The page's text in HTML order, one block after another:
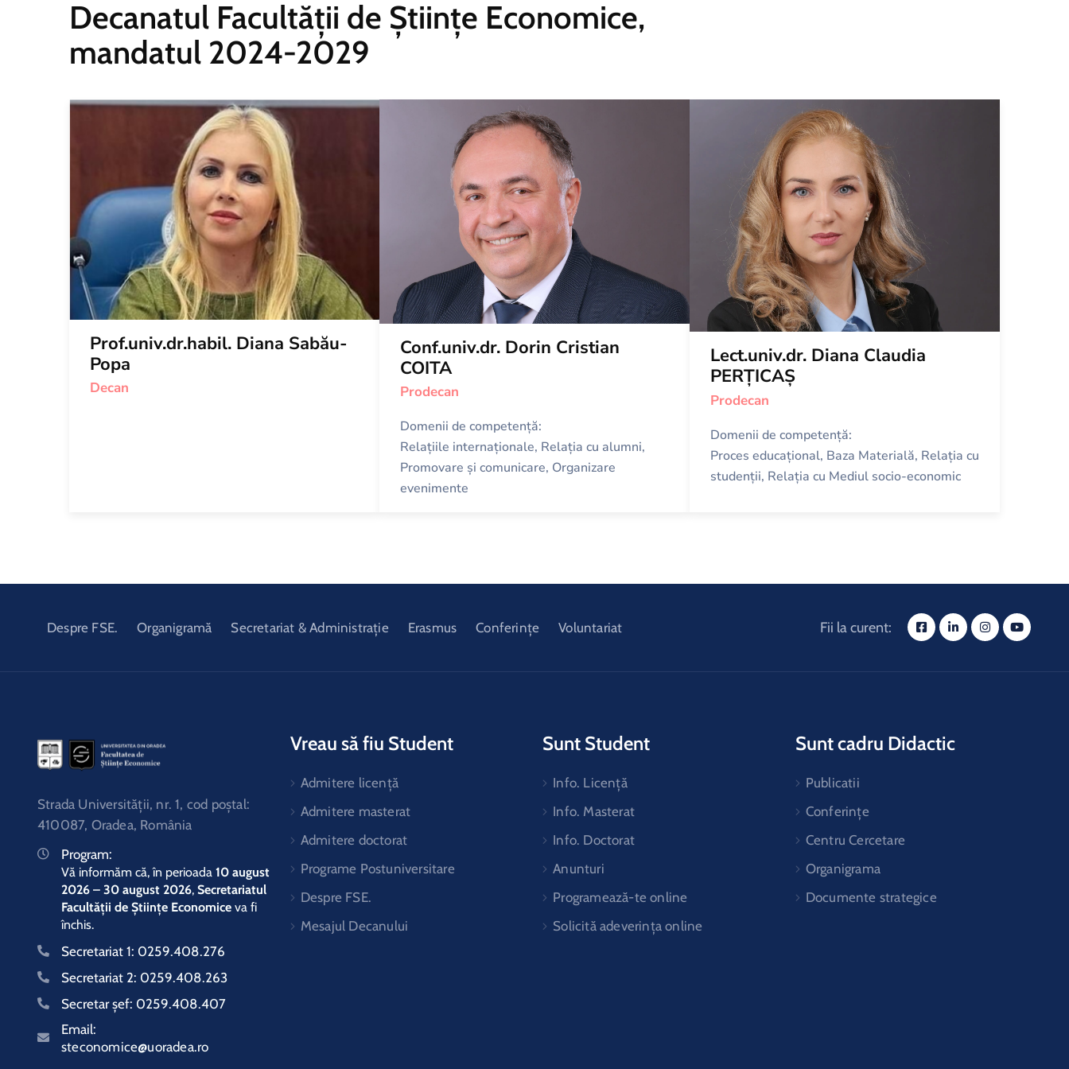
Decanatul Facultății de Științe Economice,
mandatul 2024-2029
Prof.univ.dr.habil. Diana Sabău-
Popa
Decan
Conf.univ.dr. Dorin Cristian
COITA
Prodecan
Domenii de competență:
Relațiile internaționale, Relația cu alumni,
Promovare și comunicare, Organizare
evenimente
Lect.univ.dr. Diana Claudia
PERȚICAȘ
Prodecan
Domenii de competență:
Proces educațional, Baza Materială, Relația cu
studenții, Relația cu Mediul socio-economic
Despre FSE. Organigramă Secretariat & Administrație Erasmus Conferințe Voluntariat Fii la curent:
Strada Universităţii, nr. 1, cod poştal:
410087, Oradea, România
Program:
Vă informăm că, în perioada 10 august
2026 – 30 august 2026, Secretariatul
Facultății de Științe Economice va fi
închis.
Secretariat 1: 0259.408.276
Secretariat 2: 0259.408.263
Secretar şef: 0259.408.407
Email:
steconomice@uoradea.ro
Vreau să fiu Student
Admitere licență
Admitere masterat
Admitere doctorat
Programe Postuniversitare
Despre FSE.
Mesajul Decanului
Sunt Student
Info. Licență
Info. Masterat
Info. Doctorat
Anunturi
Programează-te online
Solicită adeverința online
Sunt cadru Didactic
Publicatii
Conferințe
Centru Cercetare
Organigrama
Documente strategice